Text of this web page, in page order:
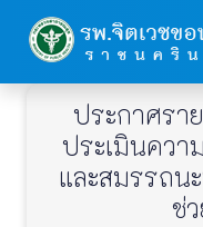
ประกาศรา
ประเมินคว
และสมรรถน
ช่